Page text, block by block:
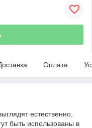
Оплата
естественно,
быть использованы в